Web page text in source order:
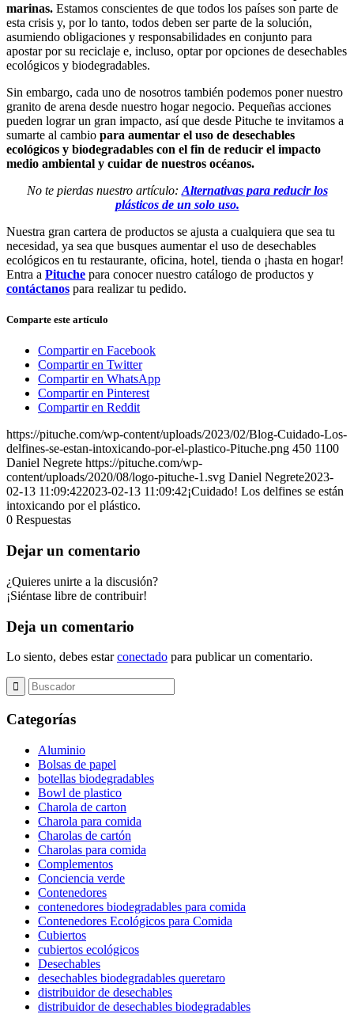
marinas. Estamos conscientes de que todos los países son parte de
esta crisis y, por lo tanto, todos deben ser parte de la solución,
asumiendo obligaciones y responsabilidades en conjunto para
apostar por su reciclaje e, incluso, optar por opciones de desechables
ecológicos y biodegradables.
Sin embargo, cada uno de nosotros también podemos poner nuestro
granito de arena desde nuestro hogar negocio. Pequeñas acciones
pueden lograr un gran impacto, así que desde Pituche te invitamos a
sumarte al cambio para aumentar el uso de desechables
ecológicos y biodegradables con el fin de reducir el impacto
medio ambiental y cuidar de nuestros océanos.
No te pierdas nuestro artículo: Alternativas para reducir los
plásticos de un solo uso.
Nuestra gran cartera de productos se ajusta a cualquiera que sea tu
necesidad, ya sea que busques aumentar el uso de desechables
ecológicos en tu restaurante, oficina, hotel, tienda o ¡hasta en hogar!
Entra a Pituche para conocer nuestro catálogo de productos y
contáctanos para realizar tu pedido.
Comparte este artículo
Compartir en Facebook
Compartir en Twitter
Compartir en WhatsApp
Compartir en Pinterest
Compartir en Reddit
https://pituche.com/wp-content/uploads/2023/02/Blog-Cuidado-Los-
delfines-se-estan-intoxicando-por-el-plastico-Pituche.png 450 1100
Daniel Negrete https://pituche.com/wp-
content/uploads/2020/08/logo-pituche-1.svg Daniel Negrete2023-
02-13 11:09:422023-02-13 11:09:42¡Cuidado! Los delfines se están
intoxicando por el plástico.
0 Respuestas
Dejar un comentario
¿Quieres unirte a la discusión?
¡Siéntase libre de contribuir!
Deja un comentario
Lo siento, debes estarconectado para publicar un comentario.
Categorías
Aluminio
Bolsas de papel
botellas biodegradables
Bowl de plastico
Charola de carton
Charola para comida
Charolas de cartón
Charolas para comida
Complementos
Conciencia verde
Contenedores
contenedores biodegradables para comida
Contenedores Ecológicos para Comida
Cubiertos
cubiertos ecológicos
Desechables
desechables biodegradables queretaro
distribuidor de desechables
distribuidor de desechables biodegradables